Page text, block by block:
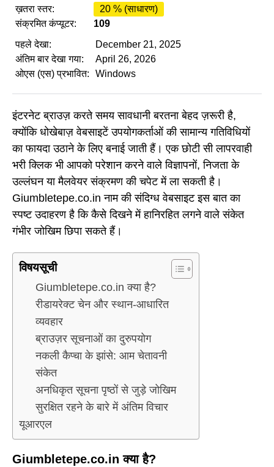
ख़तरा स्तर:
20 % (साधारण)
संक्रमित कंप्यूटर:
109
पहले देखा:
December 21, 2025
अंतिम बार देखा गया:
April 26, 2026
ओएस (एस) प्रभावित:
Windows
इंटरनेट ब्राउज़ करते समय सावधानी बरतना बेहद ज़रूरी है,
क्योंकि धोखेबाज़ वेबसाइटें उपयोगकर्ताओं की सामान्य गतिविधियों
का फायदा उठाने के लिए बनाई जाती हैं। एक छोटी सी लापरवाही
भरी क्लिक भी आपको परेशान करने वाले विज्ञापनों, निजता के
उल्लंघन या मैलवेयर संक्रमण की चपेट में ला सकती है।
Giumbletepe.co.in नाम की संदिग्ध वेबसाइट इस बात का
स्पष्ट उदाहरण है कि कैसे दिखने में हानिरहित लगने वाले संकेत
गंभीर जोखिम छिपा सकते हैं।
विषयसूची
Giumbletepe.co.in क्या है?
रीडायरेक्ट चेन और स्थान-आधारित
व्यवहार
ब्राउज़र सूचनाओं का दुरुपयोग
नकली कैप्चा के झांसे: आम चेतावनी
संकेत
अनधिकृत सूचना पृष्ठों से जुड़े जोखिम
सुरक्षित रहने के बारे में अंतिम विचार
यूआरएल
Giumbletepe.co.in क्या है?